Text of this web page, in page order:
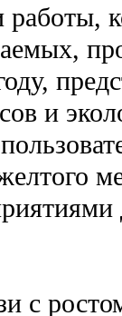
работы,
и
с